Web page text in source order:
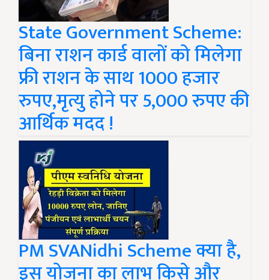
State Government Scheme:
बिना राशन कार्ड वालों को मिलेगा
फ्री राशन के साथ 1000 हजार
रुपए,मृत्यु होने पर 5,000 रुपए की
आर्थिक मदद !
PM SVANidhi Scheme क्या है,